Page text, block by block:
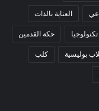
العناية بالذات
تكنولوجيا حكة القدمين
بوليسية كلب